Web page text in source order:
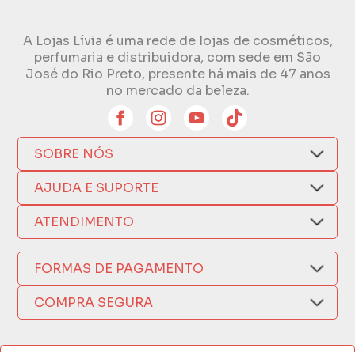
A Lojas Lívia é uma rede de lojas de cosméticos,
perfumaria e distribuidora, com sede em São
José do Rio Preto, presente há mais de 47 anos
no mercado da beleza.
SOBRE NÓS
Quem Somos
Compra Segura
Como Comprar
Nossas Lojas
Política de Privacidade
AJUDA E SUPORTE
Nosso Aplicativo
Trocas e Devoluções
Formas de Pagamento
Fretes e Entregas
Fabricantes
Termos de Compra e Venda
ATENDIMENTO
(17) 3209-9595
sacweb@lojaslivia.com.br
FORMAS DE PAGAMENTO
COMPRA SEGURA